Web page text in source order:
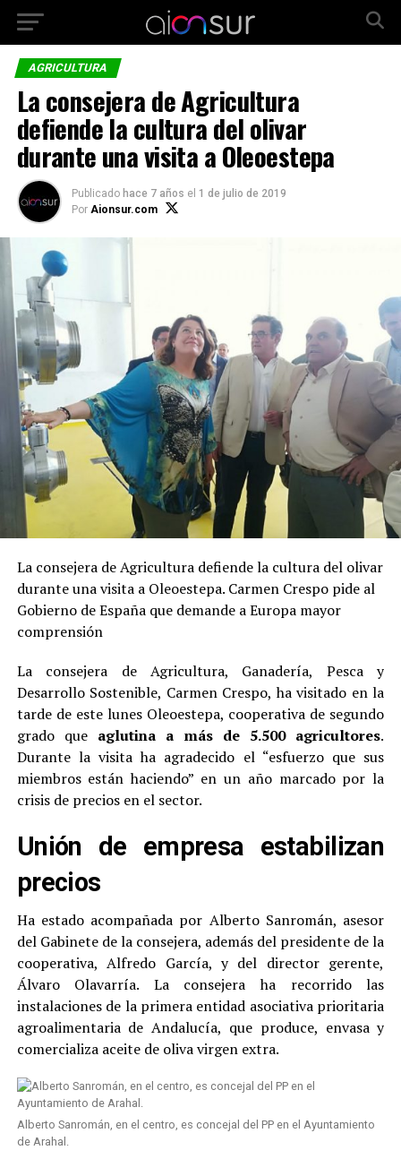
AGRICULTURA
La consejera de Agricultura
defiende la cultura del olivar
durante una visita a Oleoestepa
Publicado hace 7 años el 1 de julio de 2019
Por Aionsur.com
La consejera de Agricultura defiende la cultura del olivar
durante una visita a Oleoestepa. Carmen Crespo pide al
Gobierno de España que demande a Europa mayor
comprensión
La consejera de Agricultura, Ganadería, Pesca y
Desarrollo Sostenible, Carmen Crespo, ha visitado en la
tarde de este lunes Oleoestepa, cooperativa de segundo
grado que aglutina a más de 5.500 agricultores.
Durante la visita ha agradecido el “esfuerzo que sus
miembros están haciendo” en un año marcado por la
crisis de precios en el sector.
Unión de empresa estabilizan
precios
Ha estado acompañada por Alberto Sanromán, asesor
del Gabinete de la consejera, además del presidente de la
cooperativa, Alfredo García, y del director gerente,
Álvaro Olavarría. La consejera ha recorrido las
instalaciones de la primera entidad asociativa prioritaria
agroalimentaria de Andalucía, que produce, envasa y
comercializa aceite de oliva virgen extra.
Alberto Sanromán, en el centro, es concejal del PP en el Ayuntamiento
de Arahal.